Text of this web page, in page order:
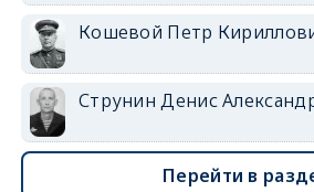
Кошевой Петр
Струнин Денис
Перейти в